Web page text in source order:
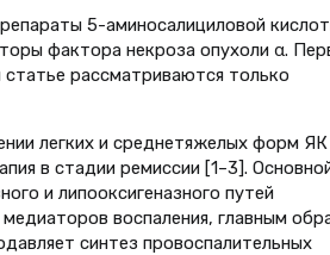
5-аминосалициловой
фактора некроза опухоли α.
рассматриваются только
легких и среднетяжелых форм
в стадии ремиссии [1–3].
и липооксигеназного путей
воспаления, главным
синтез провоспалительных